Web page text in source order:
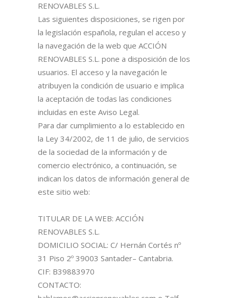
RENOVABLES S.L.
Las siguientes disposiciones, se rigen por
la legislación española, regulan el acceso y
la navegación de la web que ACCIÓN
RENOVABLES S.L. pone a disposición de los
usuarios. El acceso y la navegación le
atribuyen la condición de usuario e implica
la aceptación de todas las condiciones
incluidas en este Aviso Legal.
Para dar cumplimiento a lo establecido en
la Ley 34/2002, de 11 de julio, de servicios
de la sociedad de la información y de
comercio electrónico, a continuación, se
indican los datos de información general de
este sitio web:
TITULAR DE LA WEB: ACCIÓN
RENOVABLES S.L.
DOMICILIO SOCIAL: C/ Hernán Cortés nº
31 Piso 2º 39003 Santader– Cantabria.
CIF: B39883970
CONTACTO: